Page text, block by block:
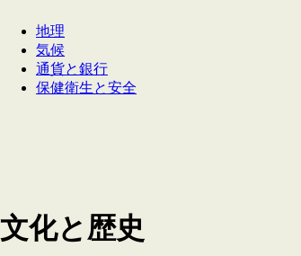
地理
気候
通貨と銀行
保健衛生と安全
文化と歴史